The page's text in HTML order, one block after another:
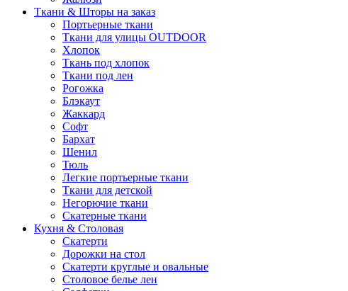
Ткани & Шторы на заказ
Портьерные ткани
Ткани для улицы OUTDOOR
Хлопок
Ткань под хлопок
Ткани под лен
Рогожка
Блэкаут
Жаккард
Софт
Бархат
Шенил
Тюль
Легкие портьерные ткани
Ткани для детской
Негорючие ткани
Скатерные ткани
Кухня & Столовая
Скатерти
Дорожки на стол
Скатерти круглые и овальные
Столовое белье лен